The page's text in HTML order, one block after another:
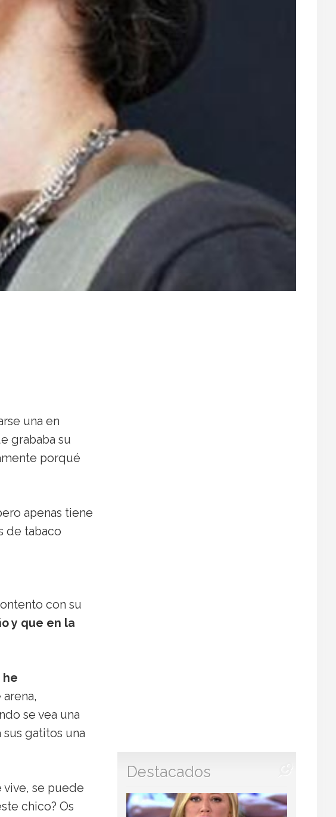
una en
grababa su
porqué
apenas tiene
de tabaco
con su
y que en la
he
se vea una
gatitos una
vive, se puede
chico? Os
Destacados